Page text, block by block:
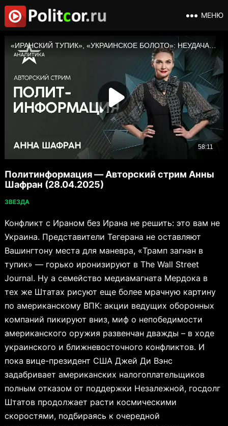
МЕНЮ
Политинформация — Авторский стрим Анны
Шафран (28.04.2025)
ЗВЕЗДА
Конфликт с Ираном без Ирана не решить: это вам не
Украина. Представители Тегерана не оставляют
Вашингтону места для маневра, «Трамп загнан в
тупик» — горько иронизируют в The Wall Street
Journal. Ну а семейство медиамагната Мердока в
тех же Штатах рисуют еще более мрачную картину
по американскому ВПК: акции ведущих оборонных
компаний пикируют вниз, миф о непобедимости
американского оружия развенчан дважды – в ходе
украинского и ближневосточного конфликтов. И
пока вице-президент США Джей Ди Вэнс
задабривает американских налогоплательщиков
полным отказом от поддержки Незалежной, госдолг
Штатов продолжает расти космическими
скоростями, подбираясь к очередной